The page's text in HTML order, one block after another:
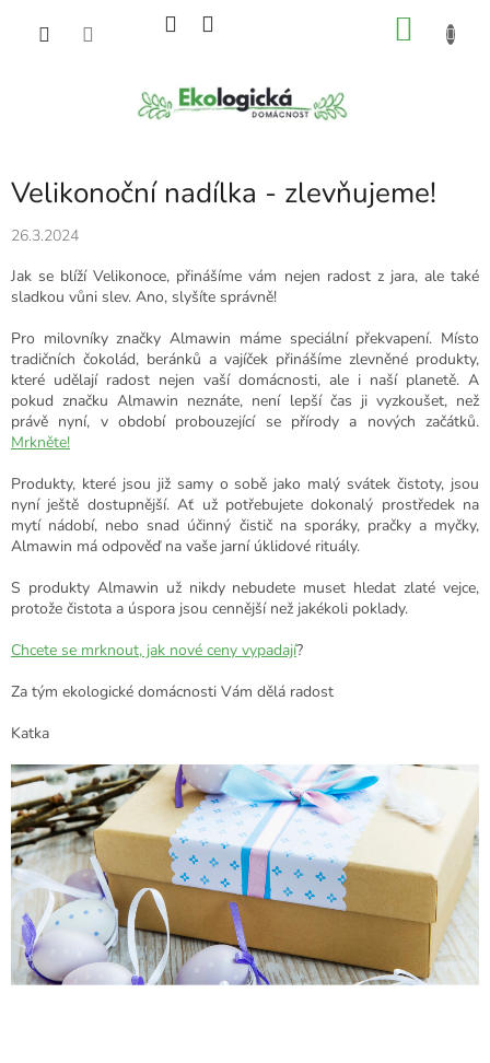
Velikonoční nadílka - zlevňujeme!
26.3.2024
Jak se blíží Velikonoce, přinášíme vám nejen radost z jara, ale také
sladkou vůni slev. Ano, slyšíte správně!
Pro milovníky značky Almawin máme speciální překvapení. Místo
tradičních čokolád, beránků a vajíček přinášíme zlevněné produkty,
které udělají radost nejen vaší domácnosti, ale i naší planetě. A
pokud značku Almawin neznáte, není lepší čas ji vyzkoušet, než
právě nyní, v období probouzející se přírody a nových začátků.
Mrkněte!
Produkty, které jsou již samy o sobě jako malý svátek čistoty, jsou
nyní ještě dostupnější. Ať už potřebujete dokonalý prostředek na
mytí nádobí, nebo snad účinný čistič na sporáky, pračky a myčky,
Almawin má odpověď na vaše jarní úklidové rituály.
S produkty Almawin už nikdy nebudete muset hledat zlaté vejce,
protože čistota a úspora jsou cennější než jakékoli poklady.
Chcete se mrknout, jak nové ceny vypadají?
Za tým ekologické domácnosti Vám dělá radost
Katka